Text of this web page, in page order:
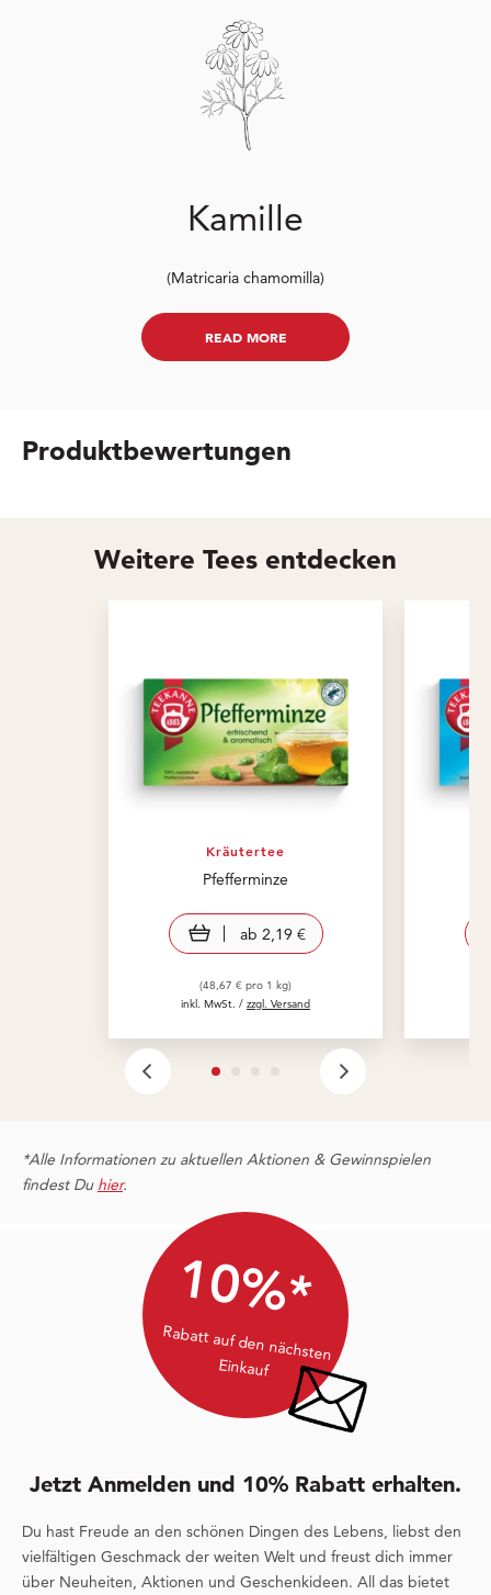
Kamille
(Matricaria chamomilla)
READ MORE
Produktbewertungen
Weitere Tees entdecken
Kräutertee
Pfefferminze
view product
ab 2,19 €
(48,67 € pro 1 kg)
inkl. MwSt. / zzgl. Versand
*Alle Informationen zu aktuellen Aktionen & Gewinnspielen
findest Du hier.
10%*
Rabatt auf den nächsten
Einkauf
Jetzt Anmelden und 10% Rabatt erhalten.
Du hast Freude an den schönen Dingen des Lebens, liebst den
vielfältigen Geschmack der weiten Welt und freust dich immer
über Neuheiten, Aktionen und Geschenkideen. All das bietet